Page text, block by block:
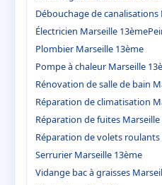
Débouchage de canalisations
Électricien Marseille 13ème
Plombier Marseille 13ème
Pompe à chaleur Marseille
Rénovation de salle de bain
Réparation de climatisation
Réparation de fuites Marseille
Réparation de volets roulants
Serrurier Marseille 13ème
Vidange bac à graisses